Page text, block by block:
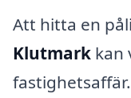
Att hitta en
Klutmark kan